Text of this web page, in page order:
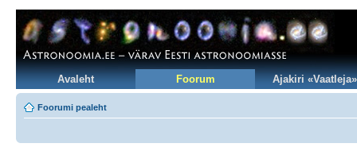
Avaleht Foorum Ajakiri «Vaatleja»
Foorumi pealeht